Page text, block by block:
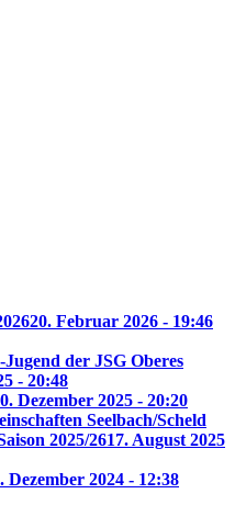
20. Februar 2026 - 19:46
der JSG Oberes
- 20:48
Dezember 2025 - 20:20
Seelbach/Scheld
2025/2617. August 2025
Dezember 2024 - 12:38